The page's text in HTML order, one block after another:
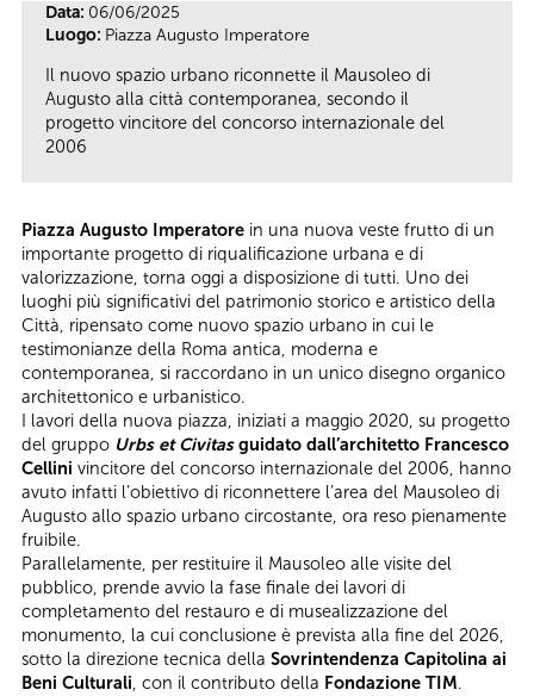
Data: 06/06/2025
Luogo: Piazza Augusto Imperatore
Il nuovo spazio urbano riconnette il Mausoleo di
Augusto alla città contemporanea, secondo il
progetto vincitore del concorso internazionale del
2006
Piazza Augusto Imperatore in una nuova veste frutto di un
importante progetto di riqualificazione urbana e di
valorizzazione, torna oggi a disposizione di tutti. Uno dei
luoghi più significativi del patrimonio storico e artistico della
Città, ripensato come nuovo spazio urbano in cui le
testimonianze della Roma antica, moderna e
contemporanea, si raccordano in un unico disegno organico
architettonico e urbanistico.
I lavori della nuova piazza, iniziati a maggio 2020, su progetto
del gruppo Urbs et Civitas guidato dall’architetto Francesco
Cellini vincitore del concorso internazionale del 2006, hanno
avuto infatti l’obiettivo di riconnettere l’area del Mausoleo di
Augusto allo spazio urbano circostante, ora reso pienamente
fruibile.
Parallelamente, per restituire il Mausoleo alle visite del
pubblico, prende avvio la fase finale dei lavori di
completamento del restauro e di musealizzazione del
monumento, la cui conclusione è prevista alla fine del 2026,
sotto la direzione tecnica della Sovrintendenza Capitolina ai
Beni Culturali, con il contributo della Fondazione TIM.